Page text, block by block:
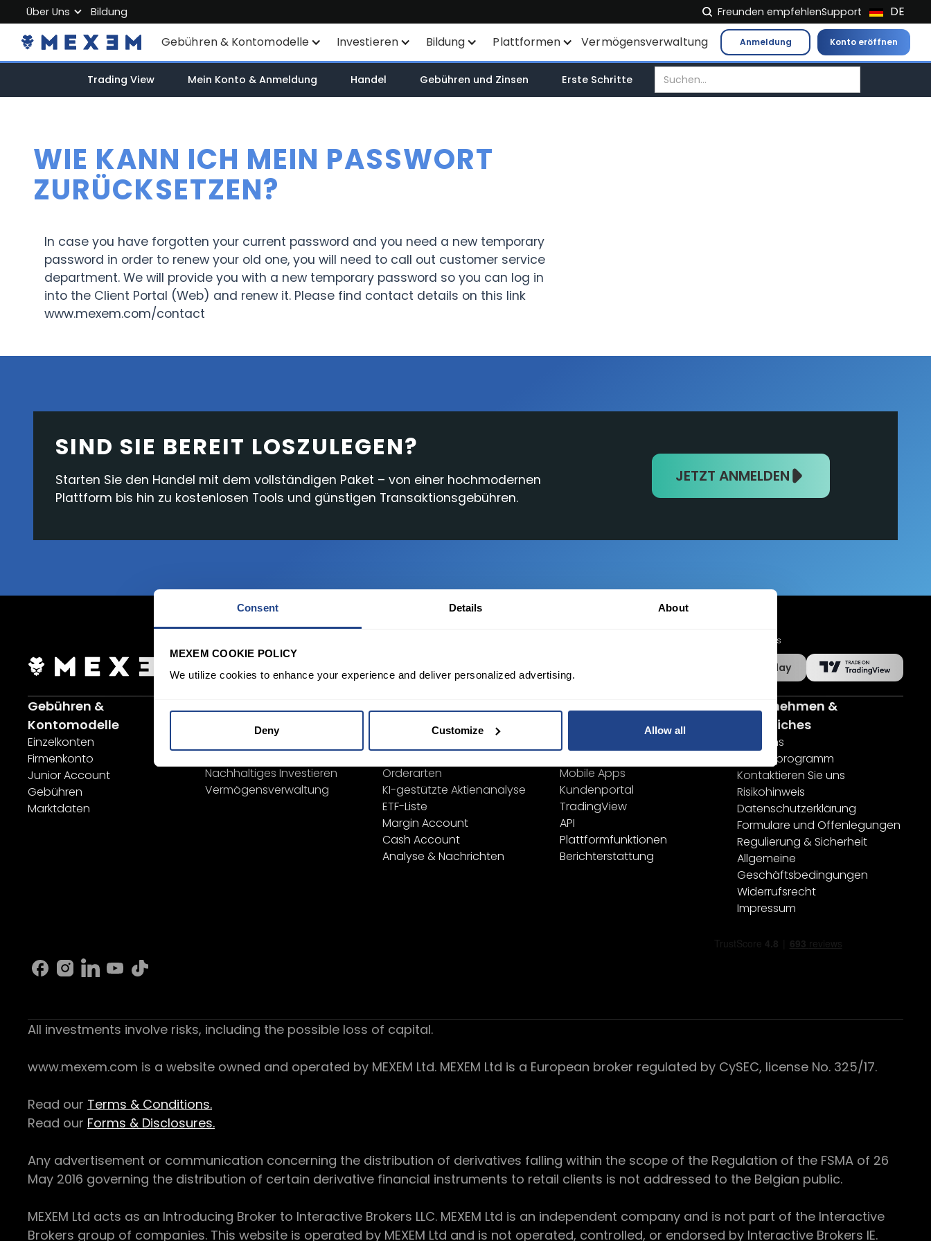
Consent Details About
MEXEM COOKIE POLICY
We utilize cookies to enhance your experience and deliver personalized advertising.
Deny Customize Allow all
Gebühren & Kontomodelle
Einzelkonten
Gebühren
Investieren
Sparplan
Bildung
Finanzinstrumente
ETF-Liste
Margin Account
Analyse & Nachrichten
Plattformen
Alle Plattformen
TradingView
API
Vermögensverwaltung
Über Uns
Über MEXEM
Partnerprogramm
Regulierung & Sicherheit
Bildung Freunden empfehlenSupport
Anmeldung Konto eröffnen
DE
NL
FR
ES
Trading View Mein Konto & Anmeldung Handel Gebühren und Zinsen Erste Schritte
WIE KANN ICH MEIN PASSWORT
ZURÜCKSETZEN?
In case you have forgotten your current password and you need a new temporary
password in order to renew your old one, you will need to call out customer service
department. We will provide you with a new temporary password so you can log in
into the Client Portal (Web) and renew it. Please find contact details on this link
www.mexem.com/contact
SIND SIE BEREIT LOSZULEGEN?
Starten Sie den Handel mit dem vollständigen Paket – von einer hochmodernen
Plattform bis hin zu kostenlosen Tools und günstigen Transaktionsgebühren.
JETZT ANMELDEN
Mobile Apps
Google Play
Gebühren &
Kontomodelle
Einzelkonten
Firmenkonto
Junior Account
Gebühren
Marktdaten
ETFs / UCITS Bereich
Nachhaltiges Investieren
Vermögensverwaltung
Finanzinstrumente
Produktliste
Börsennotierungen
Orderarten
KI-gestützte Aktienanalyse
ETF-Liste
Margin Account
Cash Account
Analyse & Nachrichten
Mexem Desktop
Mobile Apps
Kundenportal
TradingView
API
Plattformfunktionen
Berichterstattung
Unternehmen &
Rechtliches
Über uns
Partnerprogramm
Kontaktieren Sie uns
Risikohinweis
Datenschutzerklärung
Formulare und Offenlegungen
Regulierung & Sicherheit
Allgemeine
Geschäftsbedingungen
Widerrufsrecht
Impressum
All investments involve risks, including the possible loss of capital.
www.mexem.com is a website owned and operated by MEXEM Ltd. MEXEM Ltd is a European broker regulated by CySEC, license No. 325/17.
Read our Terms & Conditions.
Read our Forms & Disclosures.
Any advertisement or communication concerning the distribution of derivatives falling within the scope of the Regulation of the FSMA of 26
May 2016 governing the distribution of certain derivative financial instruments to retail clients is not addressed to the Belgian public.
MEXEM Ltd acts as an Introducing Broker to Interactive Brokers LLC. MEXEM Ltd is an independent company and is not part of the Interactive
Brokers group of companies. This website is operated by MEXEM Ltd and is not operated, controlled, or endorsed by Interactive Brokers IE.